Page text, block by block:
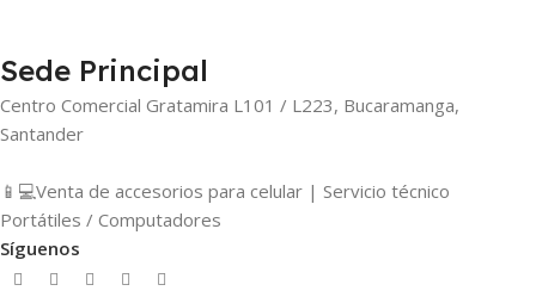
Sede Principal
Centro Comercial Gratamira L101 / L223, Bucaramanga,
Santander
📱💻Venta de accesorios para celular | Servicio técnico
Portátiles / Computadores
Síguenos